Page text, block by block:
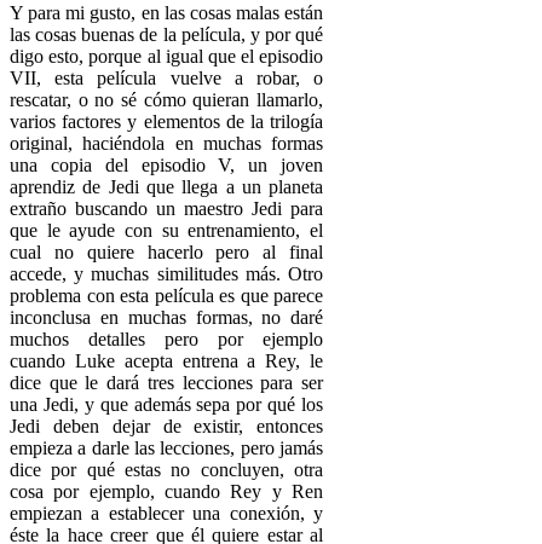
Y para mi gusto, en las cosas malas están
las cosas buenas de la película, y por qué
digo esto, porque al igual que el episodio
VII, esta película vuelve a robar, o
rescatar, o no sé cómo quieran llamarlo,
varios factores y elementos de la trilogía
original, haciéndola en muchas formas
una copia del episodio V, un joven
aprendiz de Jedi que llega a un planeta
extraño buscando un maestro Jedi para
que le ayude con su entrenamiento, el
cual no quiere hacerlo pero al final
accede, y muchas similitudes más. Otro
problema con esta película es que parece
inconclusa en muchas formas, no daré
muchos detalles pero por ejemplo
cuando Luke acepta entrena a Rey, le
dice que le dará tres lecciones para ser
una Jedi, y que además sepa por qué los
Jedi deben dejar de existir, entonces
empieza a darle las lecciones, pero jamás
dice por qué estas no concluyen, otra
cosa por ejemplo, cuando Rey y Ren
empiezan a establecer una conexión, y
éste la hace creer que él quiere estar al